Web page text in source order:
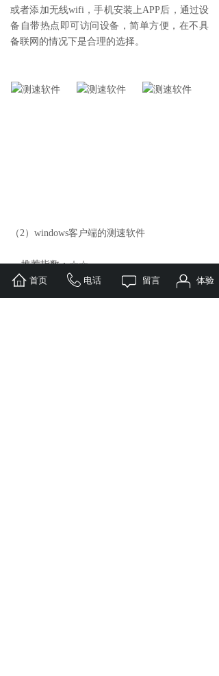
或者添加无线wifi，手机安装上APP后，通过设
备自带热点即可访问设备，简单方便，在不具
备联网的情况下是合理的选择。
（2）windows客户端的测速软件
推荐指数：☆☆
在不具备联网的情况下，采用windows电脑下
载数据是比较麻烦的事情，需要连接测速仪设
首页 电话 留言 体验